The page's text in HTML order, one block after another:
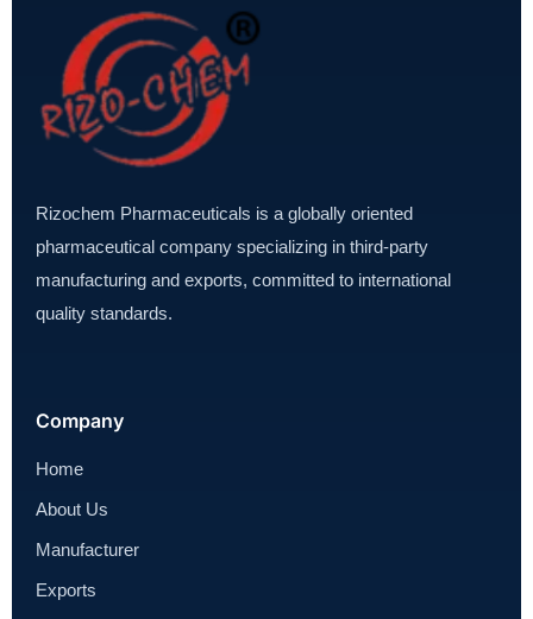
Rizochem Pharmaceuticals is a globally oriented
pharmaceutical company specializing in third-party
manufacturing and exports, committed to international
quality standards.
Company
Home
About Us
Manufacturer
Exports